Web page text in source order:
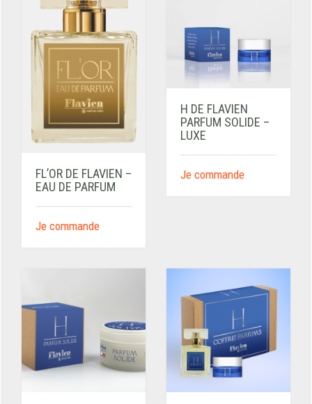
FL’OR DE FLAVIEN –
EAU DE PARFUM
Je commande
H DE FLAVIEN
PARFUM SOLIDE –
LUXE
Je commande